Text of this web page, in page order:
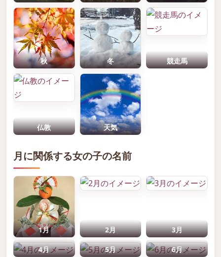
秋 冬 競走馬
仏教 天気
月に関係する女の子の名前
1月 2月 3月
4月 5月 6月